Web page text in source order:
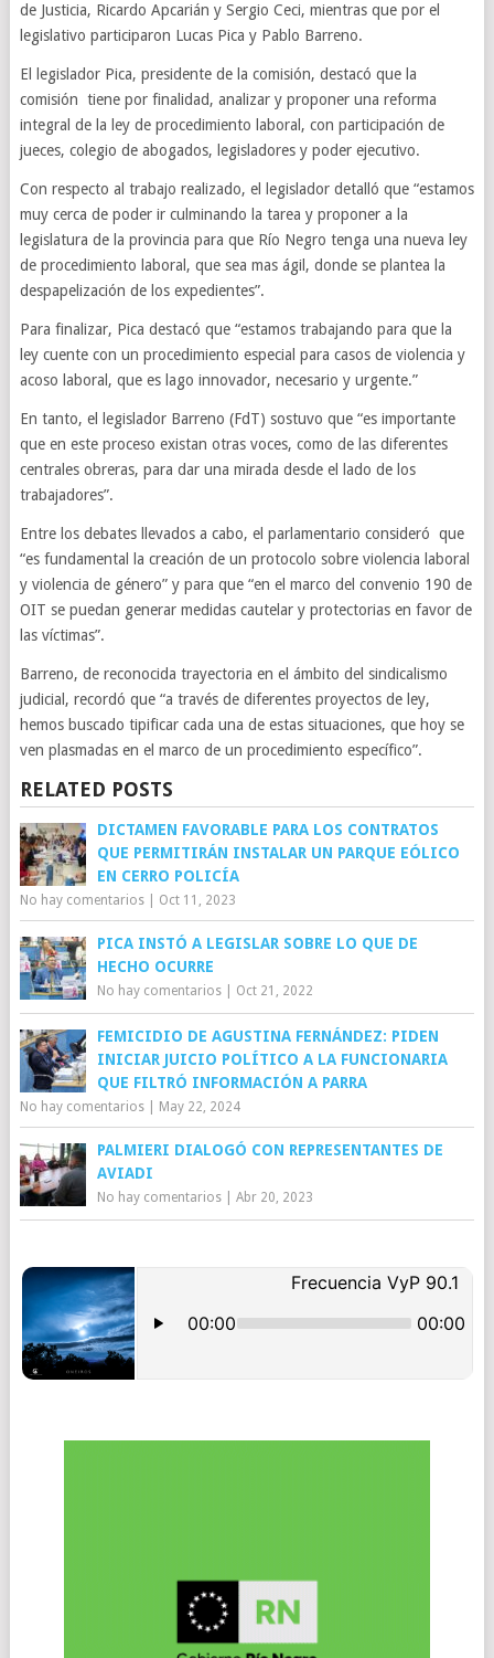
de Justicia, Ricardo Apcarián y Sergio Ceci, mientras que por el
legislativo participaron Lucas Pica y Pablo Barreno.
El legislador Pica, presidente de la comisión, destacó que la
comisión tiene por finalidad, analizar y proponer una reforma
integral de la ley de procedimiento laboral, con participación de
jueces, colegio de abogados, legisladores y poder ejecutivo.
Con respecto al trabajo realizado, el legislador detalló que “estamos
muy cerca de poder ir culminando la tarea y proponer a la
legislatura de la provincia para que Río Negro tenga una nueva ley
de procedimiento laboral, que sea mas ágil, donde se plantea la
despapelización de los expedientes”.
Para finalizar, Pica destacó que “estamos trabajando para que la
ley cuente con un procedimiento especial para casos de violencia y
acoso laboral, que es lago innovador, necesario y urgente.”
En tanto, el legislador Barreno (FdT) sostuvo que “es importante
que en este proceso existan otras voces, como de las diferentes
centrales obreras, para dar una mirada desde el lado de los
trabajadores”.
Entre los debates llevados a cabo, el parlamentario consideró que
“es fundamental la creación de un protocolo sobre violencia laboral
y violencia de género” y para que “en el marco del convenio 190 de
OIT se puedan generar medidas cautelar y protectorias en favor de
las víctimas”.
Barreno, de reconocida trayectoria en el ámbito del sindicalismo
judicial, recordó que “a través de diferentes proyectos de ley,
hemos buscado tipificar cada una de estas situaciones, que hoy se
ven plasmadas en el marco de un procedimiento específico”.
RELATED POSTS
DICTAMEN FAVORABLE PARA LOS CONTRATOS
QUE PERMITIRÁN INSTALAR UN PARQUE EÓLICO
EN CERRO POLICÍA
No hay comentarios| Oct 11, 2023
PICA INSTÓ A LEGISLAR SOBRE LO QUE DE
HECHO OCURRE
No hay comentarios| Oct 21, 2022
FEMICIDIO DE AGUSTINA FERNÁNDEZ: PIDEN
INICIAR JUICIO POLÍTICO A LA FUNCIONARIA
QUE FILTRÓ INFORMACIÓN A PARRA
No hay comentarios| May 22, 2024
PALMIERI DIALOGÓ CON REPRESENTANTES DE
AVIADI
No hay comentarios| Abr 20, 2023